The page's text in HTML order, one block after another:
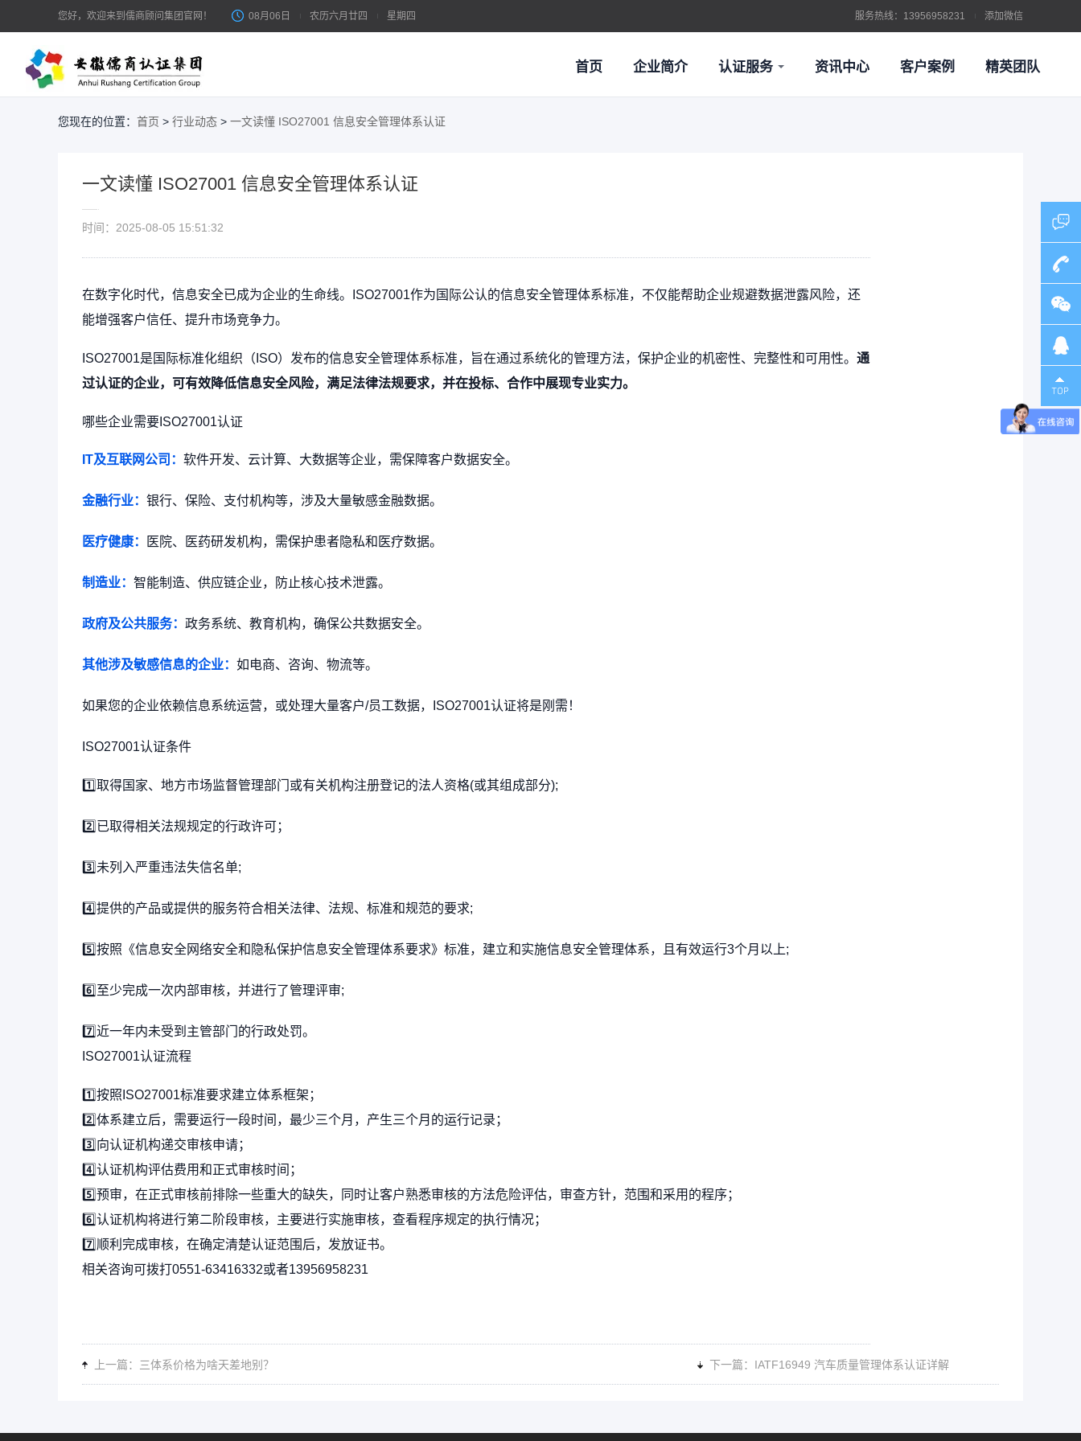
您好，欢迎来到儒商顾问集团官网！ 08月06日 农历六月廿四 星期四 服务热线：13956958231 添加微信
首页 企业简介 认证服务
ISO体系 / 客户审核 / 管理提升
产品认证
服务认证
服务能力 / 售后评价 / 信息技术服务
资质证书
投标证明 / 客户准入 / 材料辅导
CMA / CNAS / ISO17025
质量管理体系认证 汽车行业质量管理体系认证 环境管理体系认证
信息安全管理体系认证 工程建设施工企业质量管理体系
资讯中心 客户案例 精英团队
您现在的位置： 首页 > 行业动态 > 一文读懂 ISO27001 信息安全管理体系认证
一文读懂 ISO27001 信息安全管理体系认证
时间：2025-08-05 15:51:32
在数字化时代，信息安全已成为企业的生命线。ISO27001作为国际公认的信息安全管理体系标准，不仅能帮助企业规避数据泄露风险，还
能增强客户信任、提升市场竞争力。
ISO27001是国际标准化组织（ISO）发布的信息安全管理体系标准，旨在通过系统化的管理方法，保护企业的机密性、完整性和可用性。 通
过认证的企业，可有效降低信息安全风险，满足法律法规要求，并在投标、合作中展现专业实力。
哪些企业需要ISO27001认证
IT及互联网公司： 软件开发、云计算、大数据等企业，需保障客户数据安全。
金融行业： 银行、保险、支付机构等，涉及大量敏感金融数据。
医疗健康： 医院、医药研发机构，需保护患者隐私和医疗数据。
制造业： 智能制造、供应链企业，防止核心技术泄露。
政府及公共服务： 政务系统、教育机构，确保公共数据安全。
其他涉及敏感信息的企业： 如电商、咨询、物流等。
如果您的企业依赖信息系统运营，或处理大量客户/员工数据，ISO27001认证将是刚需！
ISO27001认证条件
1️⃣取得国家、地方市场监督管理部门或有关机构注册登记的法人资格(或其组成部分);
2️⃣已取得相关法规规定的行政许可；
3️⃣未列入严重违法失信名单;
4️⃣提供的产品或提供的服务符合相关法律、法规、标准和规范的要求;
5️⃣按照《信息安全网络安全和隐私保护信息安全管理体系要求》标准，建立和实施信息安全管理体系，且有效运行3个月以上;
6️⃣至少完成一次内部审核，并进行了管理评审;
7️⃣近一年内未受到主管部门的行政处罚。
ISO27001认证流程
1️⃣按照ISO27001标准要求建立体系框架；
2️⃣体系建立后，需要运行一段时间，最少三个月，产生三个月的运行记录；
3️⃣向认证机构递交审核申请；
4️⃣认证机构评估费用和正式审核时间；
5️⃣预审，在正式审核前排除一些重大的缺失，同时让客户熟悉审核的方法危险评估，审查方针，范围和采用的程序；
6️⃣认证机构将进行第二阶段审核，主要进行实施审核，查看程序规定的执行情况；
7️⃣顺利完成审核，在确定清楚认证范围后，发放证书。
相关咨询可拨打0551-63416332或者13956958231
上一篇：三体系价格为啥天差地别？ 下一篇：IATF16949 汽车质量管理体系认证详解